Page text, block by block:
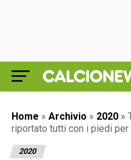
Home » Archivio » 2020 »
riportato tutti con i piedi
2020